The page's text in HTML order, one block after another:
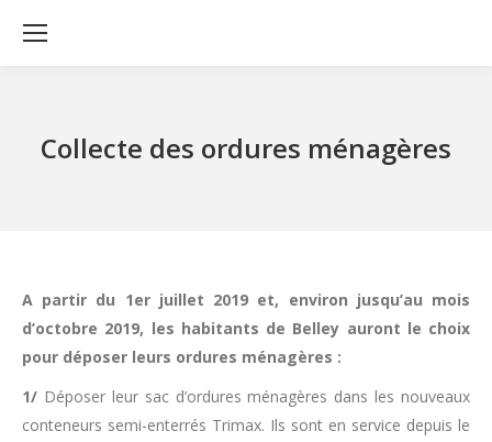
Collecte des ordures ménagères
A partir du 1er juillet 2019 et, environ jusqu’au mois
d’octobre 2019, les habitants de Belley auront le choix
pour déposer leurs ordures ménagères :
1/ Déposer leur sac d’ordures ménagères dans les nouveaux
conteneurs semi-enterrés Trimax. Ils sont en service depuis le